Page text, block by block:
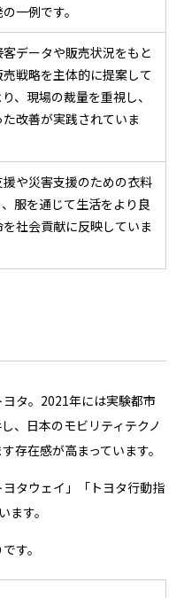
一例です。
データや販売状況をもと
戦略を主体的に提案して
、現場の裁量を重視し、
改善が実践されていま
や災害支援のための衣料
服を通じて生活をより良
社会貢献に反映していま
タ。2021年には実験都市
、日本のモビリティテクノ
存在感が高まっています。
タウェイ」「トヨタ行動指
す。
す。